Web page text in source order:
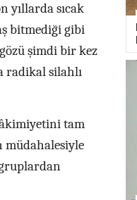
yıllarda sıcak
bitmediği gibi
şimdi bir kez
radikal silahlı
tam
müdahalesiyle